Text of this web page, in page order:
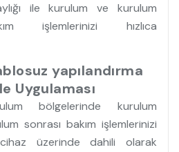
ile kurulum ve kurulum
işlemlerinizi hızlıca
yapılandırma
Uygulaması
bölgelerinde kurulum
sonrası bakım işlemlerinizi
üzerinde dahili olarak